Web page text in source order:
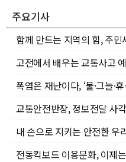
주요기사
함께 만드는 지역의 힘, 주민
폭염은 재난이다, ‘물·그늘·
교통안전반장, 정보전달 사
전동킥보드 이용문화, 이제